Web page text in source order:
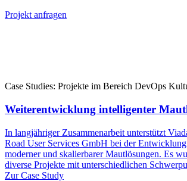
Projekt anfragen
Case Studies: Projekte im Bereich DevOps
Weiterentwicklung intelligenter
In langjähriger Zusammenarbeit unterstützt
Road User Services GmbH bei der
moderner und skalierbarer Mautlösungen. Es
diverse Projekte mit unterschiedlichen
Zur Case Study